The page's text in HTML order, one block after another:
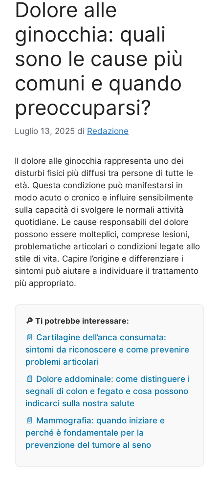
Dolore alle
ginocchia: quali
sono le cause più
comuni e quando
preoccuparsi?
Luglio 13, 2025 di Redazione
Il dolore alle ginocchia rappresenta uno dei
disturbi fisici più diffusi tra persone di tutte le
età. Questa condizione può manifestarsi in
modo acuto o cronico e influire sensibilmente
sulla capacità di svolgere le normali attività
quotidiane. Le cause responsabili del dolore
possono essere molteplici, comprese lesioni,
problematiche articolari o condizioni legate allo
stile di vita. Capire l’origine e differenziare i
sintomi può aiutare a individuare il trattamento
più appropriato.
🔎 Ti potrebbe interessare:
📄 Cartilagine dell’anca consumata:
sintomi da riconoscere e come prevenire
problemi articolari
📄 Dolore addominale: come distinguere i
segnali di colon e fegato e cosa possono
indicarci sulla nostra salute
📄 Mammografia: quando iniziare e
perché è fondamentale per la
prevenzione del tumore al seno